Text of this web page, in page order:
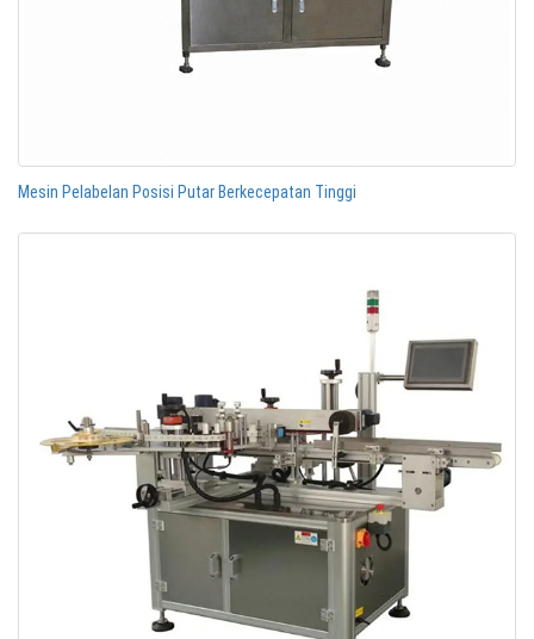
Mesin Pelabelan Posisi Putar Berkecepatan Tinggi